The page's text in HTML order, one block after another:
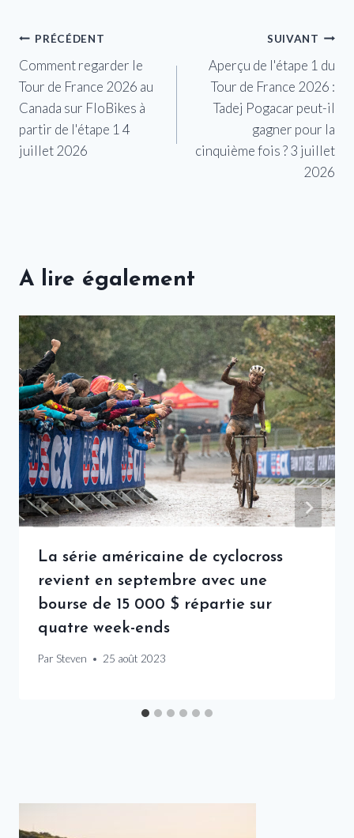
Navigation
de
l’article
PRÉCÉDENT
Comment regarder le
Tour de France 2026 au
Canada sur FloBikes à
partir de l'étape 1 4
juillet 2026
SUIVANT
Aperçu de l'étape 1 du
Tour de France 2026 :
Tadej Pogacar peut-il
gagner pour la
cinquième fois ? 3 juillet
2026
A lire également
La série américaine de cyclocross
revient en septembre avec une
bourse de 15 000 $ répartie sur
quatre week-ends
Par Steven 25 août 2023